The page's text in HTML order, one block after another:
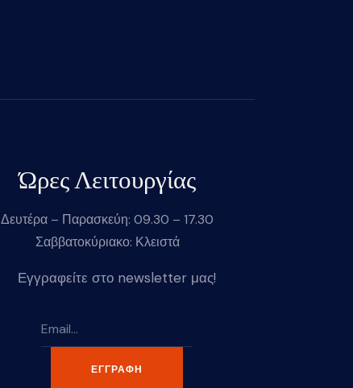
Ώρες Λειτουργίας
Δευτέρα – Παρασκεύη: 09.30 – 17.30
Σαββατοκύριακο: Κλειστά
Εγγραφείτε στο newsletter μας!
ΕΓΓΡΑΦΉ